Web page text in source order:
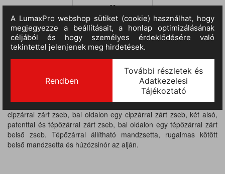
TERMÉKINFORMÁCIÓ
párnázás vattával és gyapjúval, 100% poliészter. Bélelt
munkakabát, elöl patentekkel fedett cipzárral. Gallérba rejtett
kapucni tépőzáras záródással. Jobb mellrészen tépőzárral záródó
mobiltelefon zseb, a mobiltelefon zseb mellett egy függőleges
cipzárral zárt zseb, bal oldalon egy cipzárral zárt zseb, két alsó,
patenttal és tépőzárral zárt zseb, bal oldalon egy tépőzárral zárt
belső zseb. Tépőzárral állítható mandzsetta, rugalmas kötött
belső mandzsetta és húzózsinór az alján.